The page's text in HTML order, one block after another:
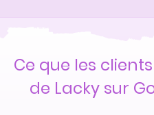
Ce que les
de Lacky sur